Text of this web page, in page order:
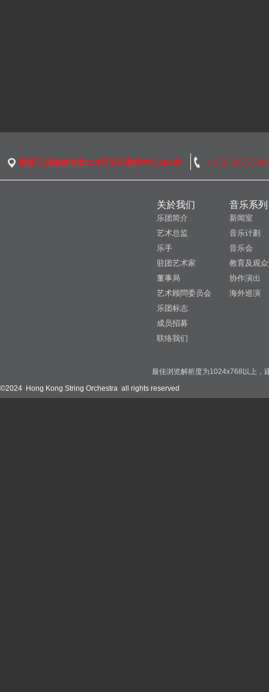
香港天后铜锣湾道180号百乐商业中心503室 + 852 3575
关於我们
乐团简介
艺术总监
乐手
驻团艺术家
董事局
艺术顾問委员会
乐团标志
成员招募
联络我们
音乐系列
新闻室
音乐计劃
音乐会
教育及观
协作演出
海外巡演
最佳浏览解析度为1024x768以上，
©2024 Hong Kong String Orchestra all rights reserved